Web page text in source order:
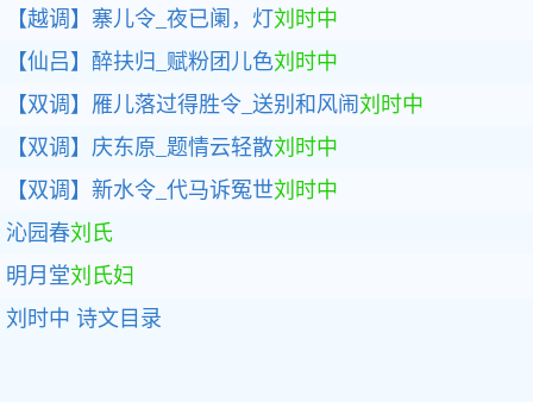
【越调】寨儿令_夜已阑，灯刘时中
【仙吕】醉扶归_赋粉团儿色刘时中
【双调】雁儿落过得胜令_送别和风闹刘时中
【双调】庆东原_题情云轻散刘时中
【双调】新水令_代马诉冤世刘时中
沁园春刘氏
明月堂刘氏妇
刘时中 诗文目录